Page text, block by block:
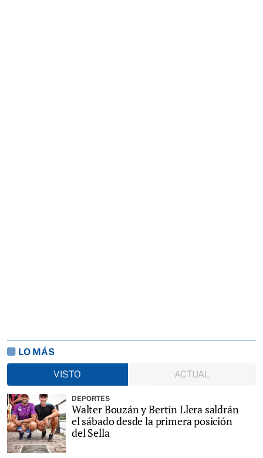
LO MÁS
VISTO
ACTUAL
DEPORTES
Walter Bouzán y Bertín Llera saldrán
el sábado desde la primera posición
del Sella